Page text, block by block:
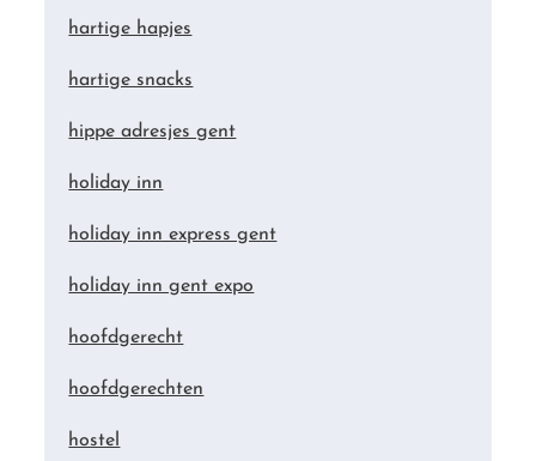
hartige hapjes
hartige snacks
hippe adresjes gent
holiday inn
holiday inn express gent
holiday inn gent expo
hoofdgerecht
hoofdgerechten
hostel